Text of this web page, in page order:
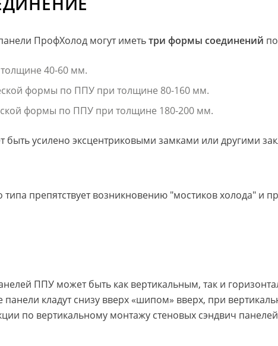
ПрофХолод могут иметьтри формы соединений
40-60 мм.
формы по ППУ при толщине 80-160 мм.
формы по ППУ при толщине 180-200 мм.
усилено эксцентриковыми замками или другими
типа препятствует возникновению "мостиков холода" и
ППУ может быть как вертикальным, так и
кладут снизу вверх «шипом» вверх, при
по вертикальному монтажу стеновых сэндвич